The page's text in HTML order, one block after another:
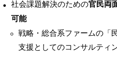
社会課題解決のための官民両
可能
戦略・総合系ファームの「
支援としてのコンサルティ